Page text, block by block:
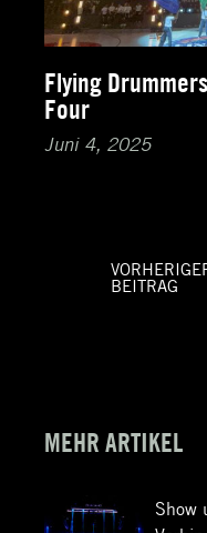
Flying
Four
Juni 4, 2025
BEITRAG
MEHR ARTIKEL
Show